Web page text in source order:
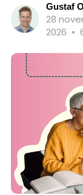
Gustaf
28
2026 •